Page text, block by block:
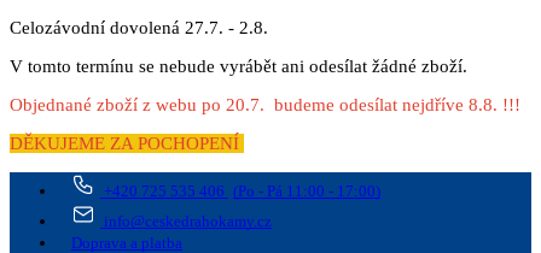
Celozávodní dovolená 27.7. - 2.8.
V tomto termínu se nebude vyrábět ani odesílat žádné zboží.
Objednané zboží z webu po 20.7. budeme odesílat nejdříve 8.8. !!!
DĚKUJEME ZA POCHOPENÍ
+420 725 535 406 (Po - Pá 11:00 - 17:00)
info@ceskedrahokamy.cz
Doprava a platba